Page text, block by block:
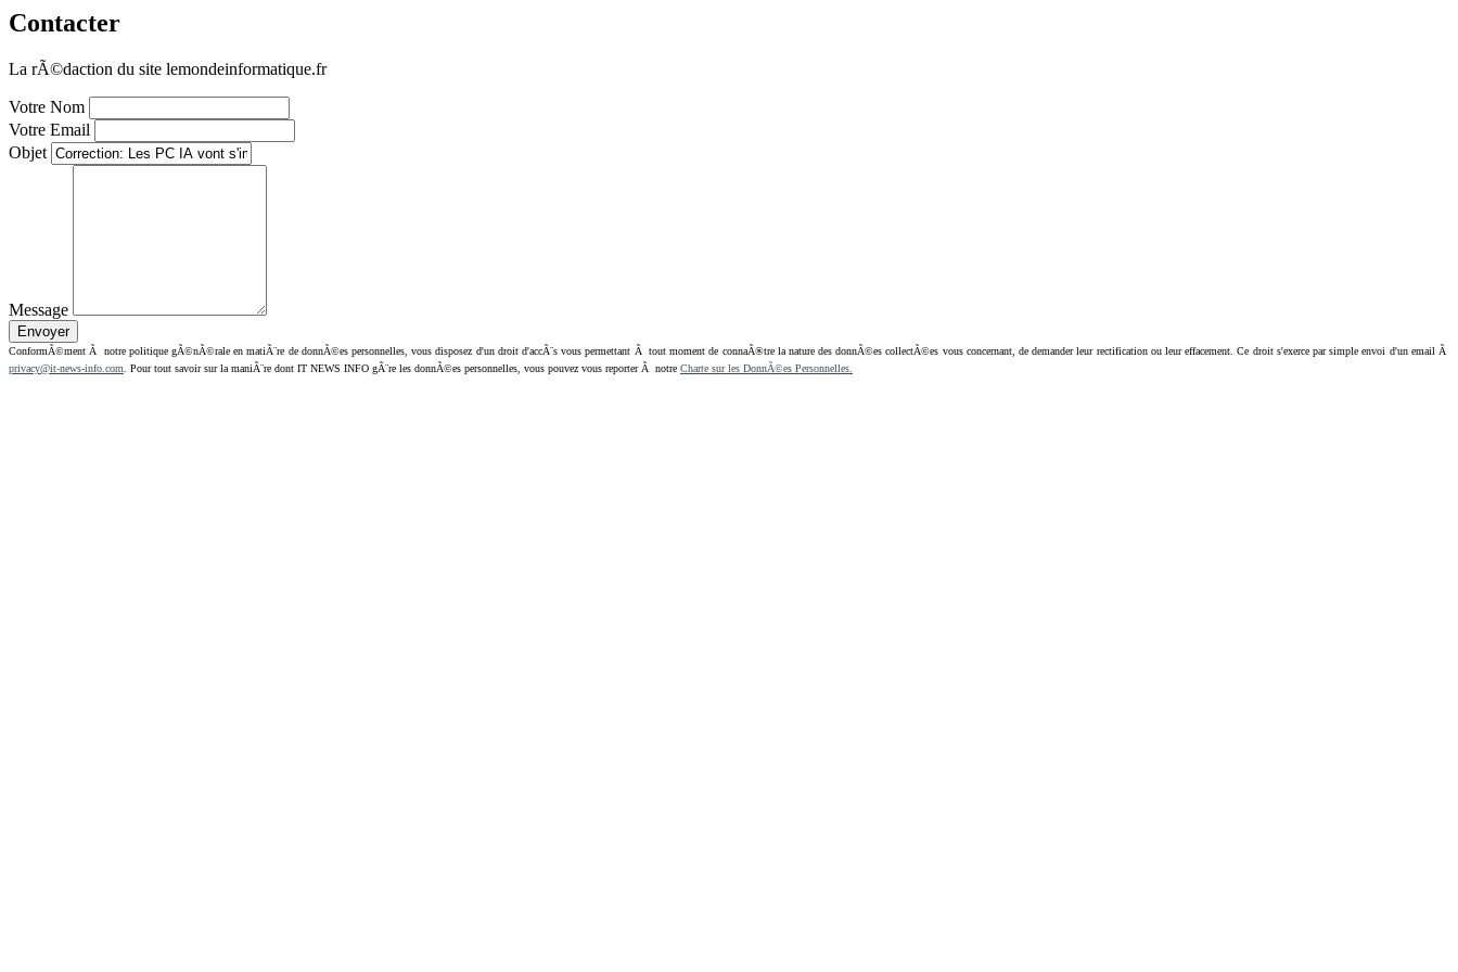
Contacter
La rÃ©daction du site lemondeinformatique.fr
Votre Nom
Votre Email
Objet
Message
ConformÃ©ment Ã notre politique gÃ©nÃ©rale en matiÃ¨re de donnÃ©es personnelles, vous disposez d'un droit d'accÃ¨s vous permettant Ã tout moment de connaÃ®tre la nature des donnÃ©es collectÃ©es vous concernant, de demander leur rectification ou leur effacement. Ce droit s'exerce par simple envoi d'un email Ã
privacy@it-news-info.com . Pour tout savoir sur la maniÃ¨re dont IT NEWS INFO gÃ¨re les donnÃ©es personnelles, vous pouvez vous reporter Ã notre Charte sur les DonnÃ©es Personnelles.